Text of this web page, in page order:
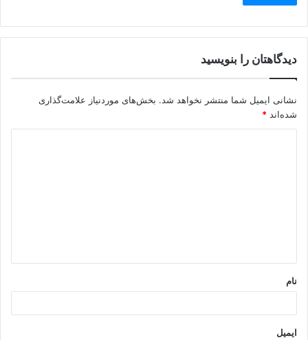
دیدگاهتان را بنویسید
نشانی ایمیل شما منتشر نخواهد شد. بخش‌های موردنیاز علامت‌گذاری
شده‌اند *
*
نام
ایمیل